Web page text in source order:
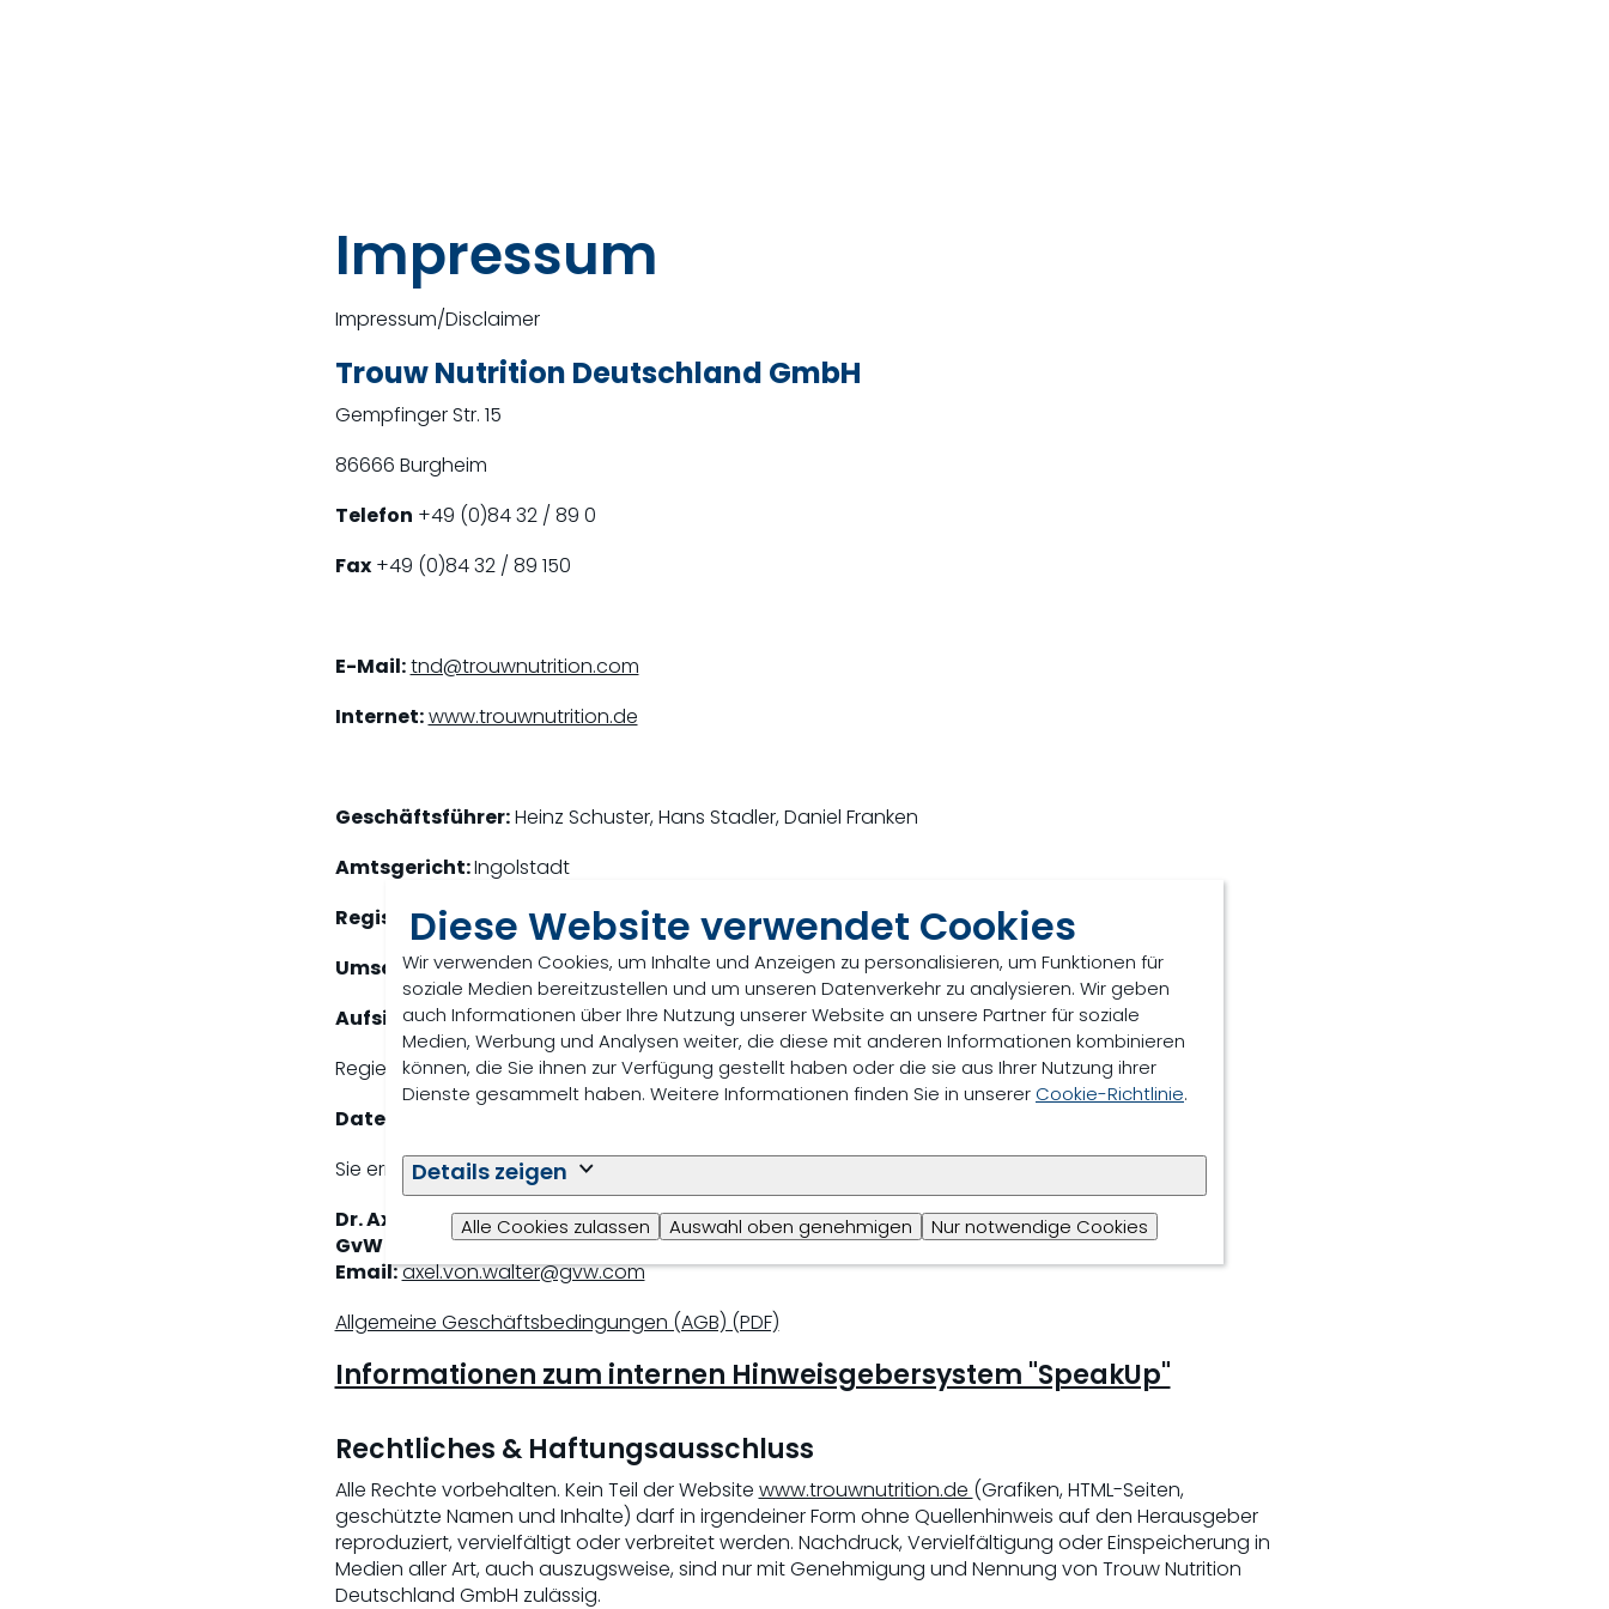
Diese Website verwendet Cookies
Wir verwenden Cookies, um Inhalte und Anzeigen zu personalisieren, um Funktionen für
soziale Medien bereitzustellen und um unseren Datenverkehr zu analysieren. Wir geben
auch Informationen über Ihre Nutzung unserer Website an unsere Partner für soziale
Medien, Werbung und Analysen weiter, die diese mit anderen Informationen kombinieren
können, die Sie ihnen zur Verfügung gestellt haben oder die sie aus Ihrer Nutzung ihrer
Dienste gesammelt haben. Weitere Informationen finden Sie in unserer Cookie-Richtlinie.
Details zeigen
Alle Cookies zulassen Auswahl oben genehmigen Nur notwendige Cookies
Impressum
Impressum/Disclaimer
Trouw Nutrition Deutschland GmbH
Gempfinger Str. 15
86666 Burgheim
Telefon +49 (0)84 32 / 89 0
Fax+49 (0)84 32 / 89 150
E-Mail:tnd@trouwnutrition.com
Internet:www.trouwnutrition.de
Geschäftsführer:Heinz Schuster, Hans Stadler, Daniel Franken
Amtsgericht:Ingolstadt
Registernummer:HRB 101374
Umsatzsteuer-Identifikationsnummergemäß § 27 a Umsatzsteuergesetz: DE 119 997 051
Aufsichtsbehörde:
Regierung von Oberbayern, Maximilianstr. 39, 80538 München
Datenschutzbeauftragter:
Sie erreichen unseren Datenschutzbeauftragten
Dr. Axel von Walter
GvW Graf von Westphalen
Email:axel.von.walter@gvw.com
Allgemeine Geschäftsbedingungen (AGB) (PDF)
Informationen zum internen Hinweisgebersystem "SpeakUp"
Rechtliches & Haftungsausschluss
Alle Rechte vorbehalten. Kein Teil der Website www.trouwnutrition.de (Grafiken, HTML-Seiten,
geschützte Namen und Inhalte) darf in irgendeiner Form ohne Quellenhinweis auf den Herausgeber
reproduziert, vervielfältigt oder verbreitet werden. Nachdruck, Vervielfältigung oder Einspeicherung in
Medien aller Art, auch auszugsweise, sind nur mit Genehmigung und Nennung von Trouw Nutrition
Deutschland GmbH zulässig.